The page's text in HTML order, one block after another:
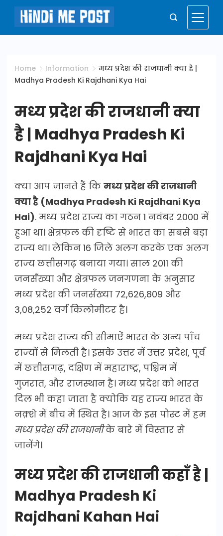
Skip
content
Hindi
Me
Post
Home Information
मध्य प्रदेश की राजधानी क्या है |
Madhya Pradesh Ki Rajdhani Kya Hai
मध्य प्रदेश की राजधानी क्या
है | Madhya Pradesh Ki
Rajdhani Kya Hai
क्या आप जानते हैं कि मध्य प्रदेश की राजधानी
क्या है (Madhya Pradesh Ki Rajdhani Kya
Hai). मध्य प्रदेश राज्य का गठन 1 नवंबर 2000 में
हुआ था। क्षेत्रफल की दृष्टि से भारत का सबसे बड़ा
राज्य था। लेकिन 16 जिले अलग करके एक अलग
राज्य छत्तीसगढ़ बनाया गया। साल 2011 की
जनसँख्या और क्षेत्रफल जनगणना के अनुसार
मध्य प्रदेश की जनसँख्या 72,626,809 और
3,08,252 वर्ग किलोमीटर है।
मध्य प्रदेश राज्य की सीमाऐं भारत के अन्य पाँच
राज्यों से मिलती है। इसके उत्तर में उत्तर प्रदेश, पूर्व
में छत्तीसगढ़, दक्षिण में महाराष्ट्र, पश्चिम में
गुजरात, और राजस्थान है। मध्य प्रदेश को भारत
दिल भी कहा जाता है क्योकि यह राज्य भारत के
नक़्शे में बीच में स्थित है। आज के इस पोस्ट में हम
मध्य प्रदेश की राजधानीके बारे में विस्तार से
जानेंगे।
मध्य प्रदेश की राजधानी कहाँ है |
Madhya Pradesh Ki
Rajdhani Kahan Hai